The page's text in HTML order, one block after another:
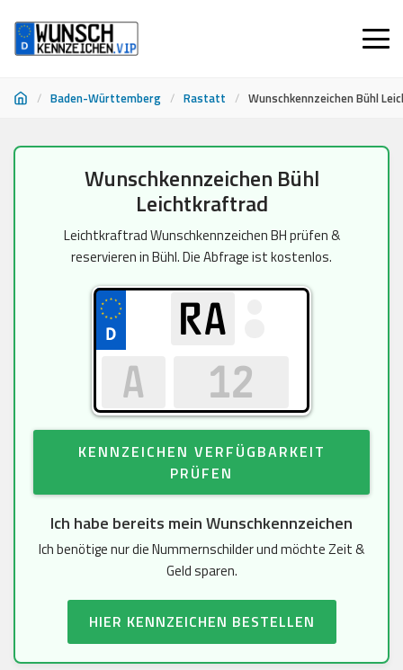
/ Baden-Württemberg / Rastatt / Wunschkennzeichen Bühl
Wunschkennzeichen Bühl
Leichtkraftrad
Leichtkraftrad Wunschkennzeichen BH prüfen &
reservieren in Bühl. Die Abfrage ist kostenlos.
KENNZEICHEN VERFÜGBARKEIT
PRÜFEN
Ich habe bereits mein Wunschkennzeichen
Ich benötige nur die Nummernschilder und möchte Zeit &
Geld sparen.
HIER KENNZEICHEN BESTELLEN